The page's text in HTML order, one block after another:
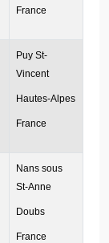
France
Puy St-
Vincent
Hautes-Alpes
France
Nans sous
St-Anne
Doubs
France